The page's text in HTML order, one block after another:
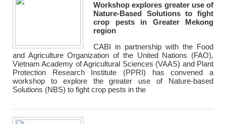
Workshop explores greater use of
Nature-Based Solutions to fight
crop pests in Greater Mekong
region
CABI in partnership with the Food
and Agriculture Organization of the United Nations (FAO),
Vietnam Academy of Agricultural Sciences (VAAS) and Plant
Protection Research Institute (PPRI) has convened a
workshop to explore the greater use of Nature-based
Solutions (NBS) to fight crop pests in the